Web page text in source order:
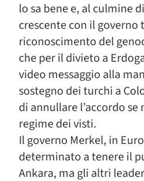
lo sa bene e, al culmine
crescente con il governo
riconoscimento del
che per il divieto a
video messaggio alla
sostegno dei turchi a
di annullare l’accordo se
regime dei visti.
Il governo Merkel, in
determinato a tenere il
Ankara, ma gli altri